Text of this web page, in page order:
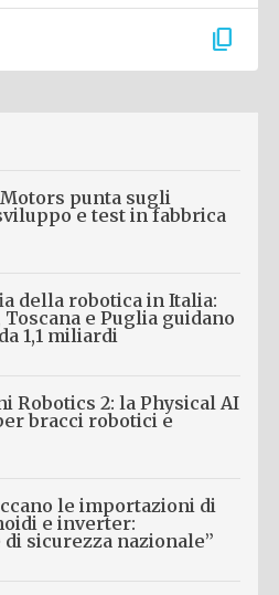
content_copy
punta sugli
e test in fabbrica
della robotica in Italia:
e Puglia guidano
1,1 miliardi
Robotics 2: la Physical AI
bracci robotici e
le importazioni di
e inverter:
di sicurezza nazionale”